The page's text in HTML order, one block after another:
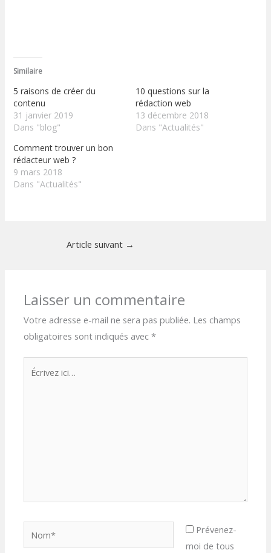
Similaire
5 raisons de créer du
contenu
31 janvier 2019
Dans "blog"
10 questions sur la
rédaction web
13 décembre 2018
Dans "Actualités"
Comment trouver un bon
rédacteur web ?
9 mars 2018
Dans "Actualités"
Article suivant →
Laisser un commentaire
Votre adresse e-mail ne sera pas publiée. Les champs
obligatoires sont indiqués avec*
Écrivez
Prévenez-
moi de tous